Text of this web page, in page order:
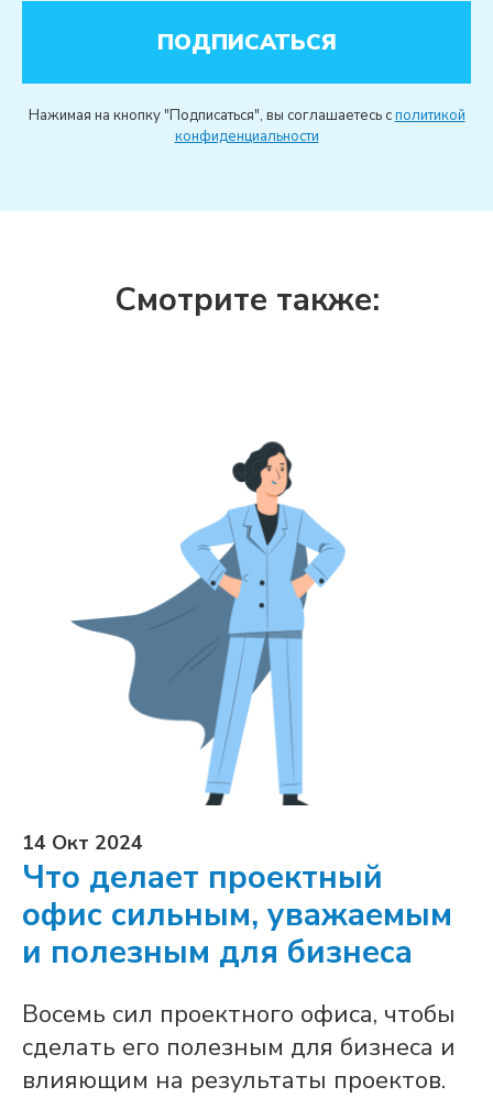
Нажимая на кнопку "Подписаться", вы соглашаетесь сполитикой
конфиденциальности
Смотрите также:
14 Окт 2024
Что делает проектный
офис сильным, уважаемым
и полезным для бизнеса
Восемь сил проектного офиса, чтобы
сделать его полезным для бизнеса и
влияющим на результаты проектов.